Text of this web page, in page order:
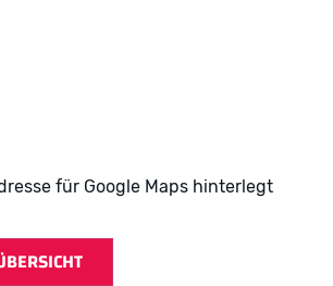
für Google Maps hinterlegt